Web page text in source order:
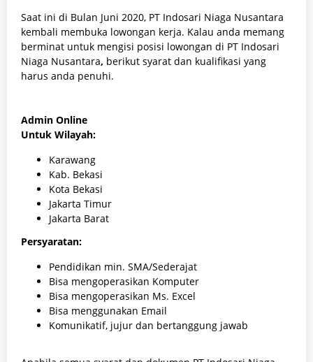
Saat ini di Bulan Juni 2020, PT Indosari Niaga Nusantara
kembali membuka lowongan kerja. Kalau anda memang
berminat untuk mengisi posisi lowongan di PT Indosari
Niaga Nusantara, berikut syarat dan kualifikasi yang
harus anda penuhi.
Admin Online
Untuk Wilayah:
Karawang
Kab. Bekasi
Kota Bekasi
Jakarta Timur
Jakarta Barat
Persyaratan:
Pendidikan min. SMA/Sederajat
Bisa mengoperasikan Komputer
Bisa mengoperasikan Ms. Excel
Bisa menggunakan Email
Komunikatif, jujur dan bertanggung jawab